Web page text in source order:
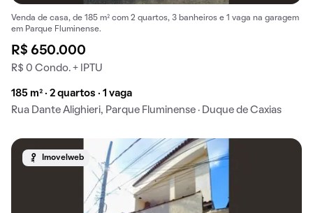
Venda de casa, de 185 m² com 2 quartos, 3 banheiros e 1 vaga na garagem
em Parque Fluminense.
R$ 650.000
R$ 0 Condo. + IPTU
185 m² · 2 quartos · 1 vaga
Rua Dante Alighieri, Parque Fluminense · Duque de Caxias
Imovelweb